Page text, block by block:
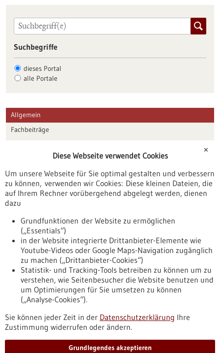
Suchbegriffe
dieses Portal
alle Portale
Allgemein
Fachbeiträge
Veranstaltungen
Erscheinungsdatum
Nach oben
Informiert bleiben
Newsletter abonnieren
✕
Diese Webseite verwendet Cookies
Um unsere Webseite für Sie optimal gestalten und verbessern
zu können, verwenden wir Cookies: Diese kleinen Dateien, die
auf Ihrem Rechner vorübergehend abgelegt werden, dienen
dazu
Grundfunktionen der Website zu ermöglichen
(„Essentials“)
in der Website integrierte Drittanbieter-Elemente wie
Youtube-Videos oder Google Maps-Navigation zugänglich
zu machen („Drittanbieter-Cookies“)
Statistik- und Tracking-Tools betreiben zu können um zu
verstehen, wie Seitenbesucher die Website benutzen und
um Optimierungen für Sie umsetzen zu können
(„Analyse-Cookies“).
Sie können jeder Zeit in der Datenschutzerklärung Ihre
Zustimmung widerrufen oder ändern.
Grundlegendes akzeptieren